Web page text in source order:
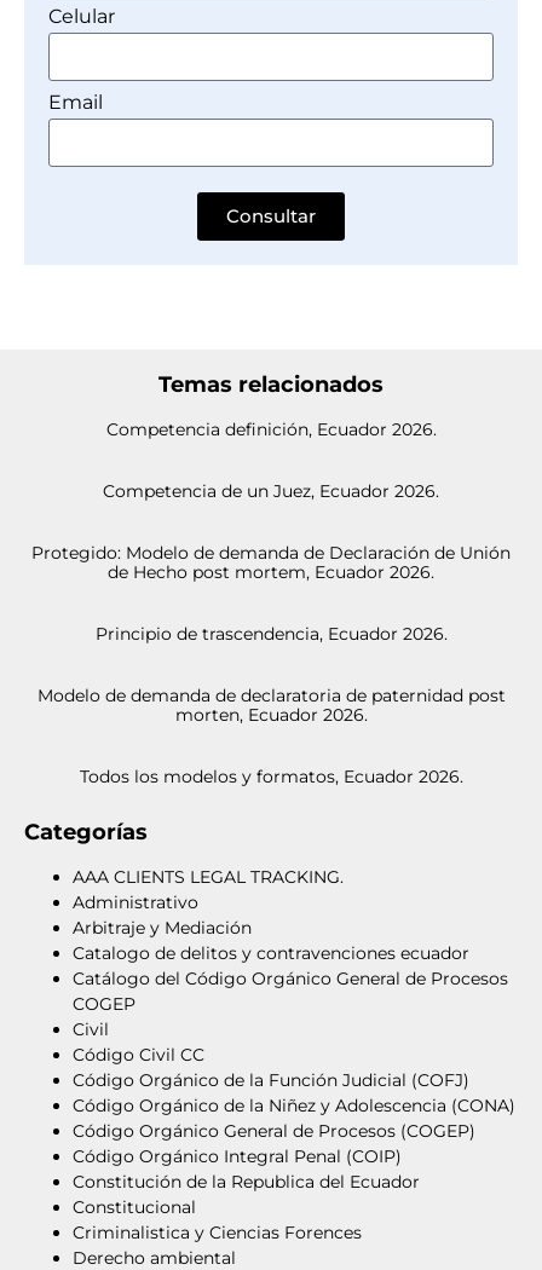
Celular
Email
Consultar
Temas relacionados
Competencia definición, Ecuador 2026.
Competencia de un Juez, Ecuador 2026.
Protegido: Modelo de demanda de Declaración de Unión
de Hecho post mortem, Ecuador 2026.
Principio de trascendencia, Ecuador 2026.
Modelo de demanda de declaratoria de paternidad post
morten, Ecuador 2026.
Todos los modelos y formatos, Ecuador 2026.
Categorías
AAA CLIENTS LEGAL TRACKING.
Administrativo
Arbitraje y Mediación
Catalogo de delitos y contravenciones ecuador
Catálogo del Código Orgánico General de Procesos
COGEP
Civil
Código Civil CC
Código Orgánico de la Función Judicial (COFJ)
Código Orgánico de la Niñez y Adolescencia (CONA)
Código Orgánico General de Procesos (COGEP)
Código Orgánico Integral Penal (COIP)
Constitución de la Republica del Ecuador
Constitucional
Criminalistica y Ciencias Forences
Derecho ambiental